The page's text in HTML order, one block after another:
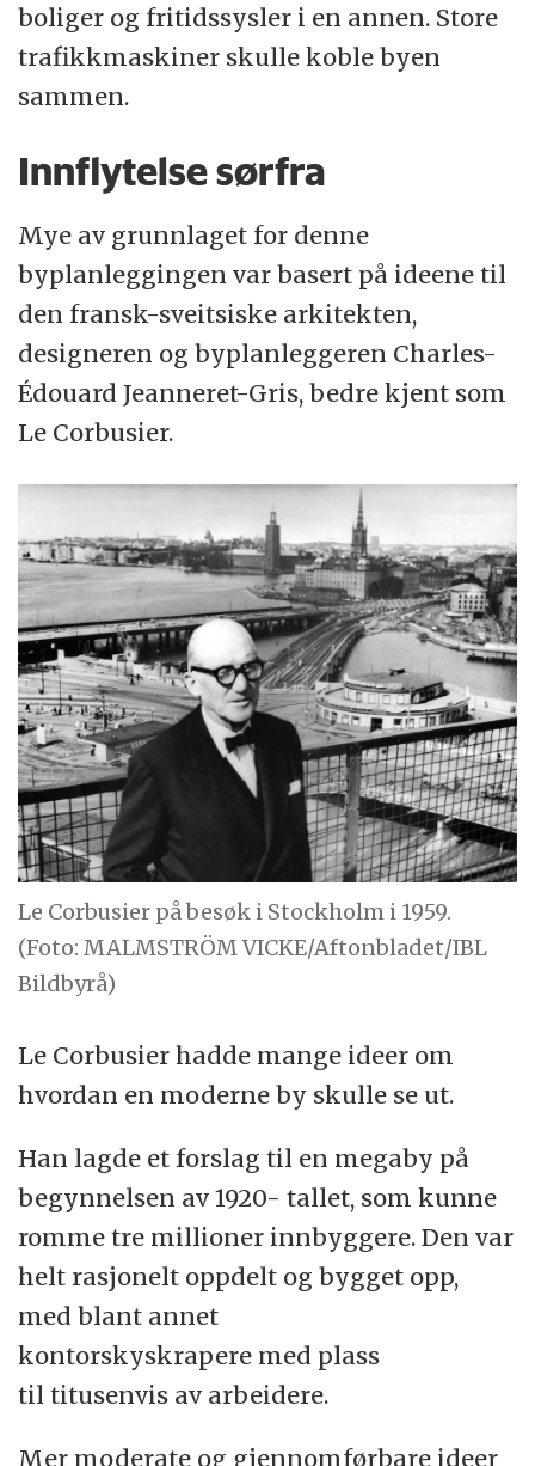
boliger og fritidssysler i en annen. Store
trafikkmaskiner skulle koble byen
sammen.
Innflytelse sørfra
Mye av grunnlaget for denne
byplanleggingen var basert på ideene til
den fransk-sveitsiske arkitekten,
designeren og byplanleggeren Charles-
Édouard Jeanneret-Gris, bedre kjent som
Le Corbusier.
Le Corbusier på besøk i Stockholm i 1959.
(Foto: MALMSTRÖM VICKE/Aftonbladet/IBL
Bildbyrå)
Le Corbusier hadde mange ideer om
hvordan en moderne by skulle se ut.
Han lagde et forslag til en megaby på
begynnelsen av 1920- tallet, som kunne
romme tre millioner innbyggere. Den var
helt rasjonelt oppdelt og bygget opp,
med blant annet
kontorskyskrapere med plass
til titusenvis av arbeidere.
Mer moderate og gjennomførbare ideer